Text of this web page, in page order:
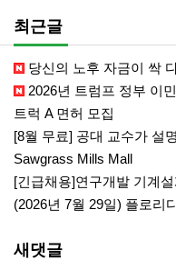
최근글
당신의 노후 자금이 싹 다 날아
2026년 트럼프 정부 이민법
트럭 A 면허 모집
Sawgrass Mills Mall
[긴급채용]연구개발 기계
새댓글